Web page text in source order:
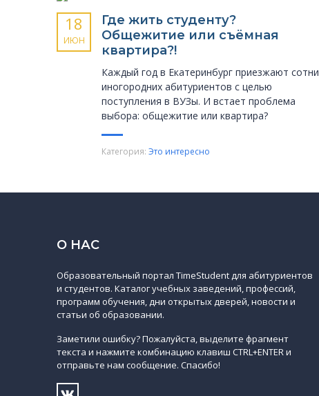
18
ИЮН
Где жить студенту?
Общежитие или съёмная
квартира?!
Каждый год в Екатеринбург приезжают сотни
иногородних абитуриентов с целью
поступления в ВУЗы. И встает проблема
выбора: общежитие или квартира?
Категория: Это интересно
О НАС
Образовательный портал TimeStudent для абитуриентов
и студентов. Каталог учебных заведений, профессий,
программ обучения, дни открытых дверей, новости и
статьи об образовании.
Заметили ошибку? Пожалуйста, выделите фрагмент
текста и нажмите комбинацию клавиш CTRL+ENTER и
отправьте нам сообщение. Спасибо!